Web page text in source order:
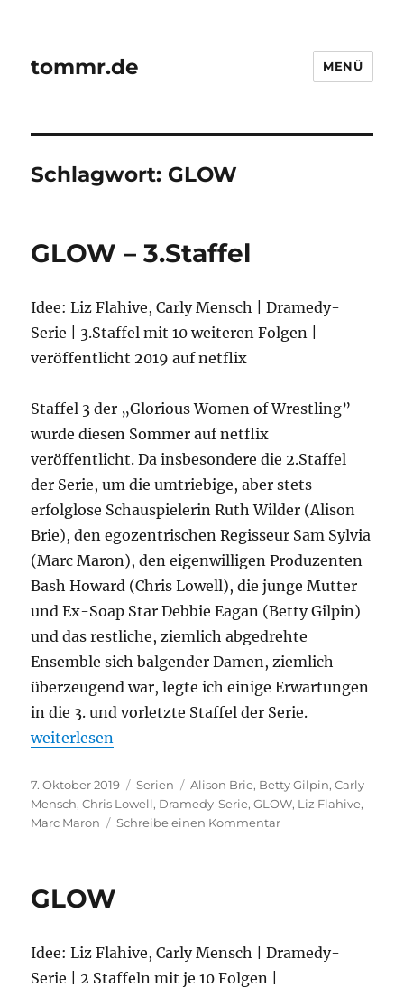
tommr.de MENÜ
Schlagwort: GLOW
GLOW – 3.Staffel
Idee: Liz Flahive, Carly Mensch | Dramedy-
Serie | 3.Staffel mit 10 weiteren Folgen |
veröffentlicht 2019 auf netflix
Staffel 3 der „Glorious Women of Wrestling”
wurde diesen Sommer auf netflix
veröffentlicht. Da insbesondere die 2.Staffel
der Serie, um die umtriebige, aber stets
erfolglose Schauspielerin Ruth Wilder (Alison
Brie), den egozentrischen Regisseur Sam Sylvia
(Marc Maron), den eigenwilligen Produzenten
Bash Howard (Chris Lowell), die junge Mutter
und Ex-Soap Star Debbie Eagan (Betty Gilpin)
und das restliche, ziemlich abgedrehte
Ensemble sich balgender Damen, ziemlich
überzeugend war, legte ich einige Erwartungen
in die 3. und vorletzte Staffel der Serie.
„GLOW – 3.Staffel“
weiterlesen
Veröffentlicht
am
7. Oktober 2019 Kategorien
Serien Schlagwörter
Alison Brie, Betty Gilpin,Carly
Mensch,Chris Lowell, Dramedy-Serie,GLOW, Liz Flahive,
Marc Maron
Schreibe einen Kommentarzu
GLOW
Idee: Liz Flahive, Carly Mensch | Dramedy-
Serie | 2 Staffeln mit je 10 Folgen |